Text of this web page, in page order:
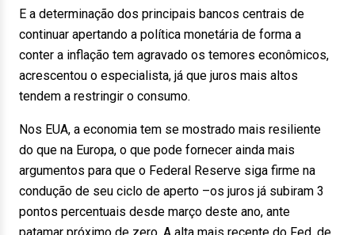
E a determinação dos principais bancos centrais de
continuar apertando a política monetária de forma a
conter a inflação tem agravado os temores econômicos,
acrescentou o especialista, já que juros mais altos
tendem a restringir o consumo.
Nos EUA, a economia tem se mostrado mais resiliente
do que na Europa, o que pode fornecer ainda mais
argumentos para que o Federal Reserve siga firme na
condução de seu ciclo de aperto –os juros já subiram 3
pontos percentuais desde março deste ano, ante